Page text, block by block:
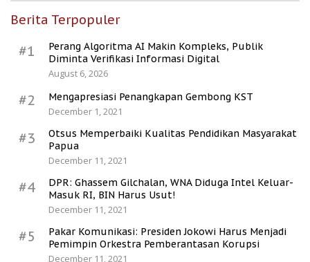
Berita Terpopuler
#1
Perang Algoritma AI Makin Kompleks, Publik
Diminta Verifikasi Informasi Digital
August 6, 2026
#2
Mengapresiasi Penangkapan Gembong KST
December 1, 2021
#3
Otsus Memperbaiki Kualitas Pendidikan Masyarakat
Papua
December 11, 2021
#4
DPR: Ghassem Gilchalan, WNA Diduga Intel Keluar-
Masuk RI, BIN Harus Usut!
December 11, 2021
#5
Pakar Komunikasi: Presiden Jokowi Harus Menjadi
Pemimpin Orkestra Pemberantasan Korupsi
December 11, 2021